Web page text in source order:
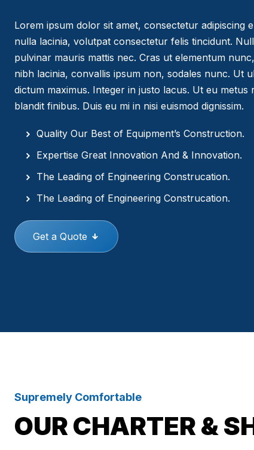
Lorem ipsum dolor sit amet, consectetur adipiscing
nulla lacinia, volutpat consectetur felis tincidunt.
pulvinar mauris mattis nec. Cras ut elementum
nibh lacinia, convallis ipsum non, sodales nunc. Ut
dictum maximus. Integer in justo lacus. Ut eu metus
blandit finibus. Duis eu mi in nisi euismod dignissim.
Quality Our Best of Equipment’s Construction.
Expertise Great Innovation And & Innovation.
The Leading of Engineering Construcation.
The Leading of Engineering Construcation.
Get a Quote
Supremely Comfortable
OUR CHARTER &